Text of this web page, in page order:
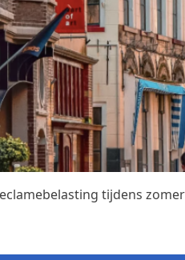
tijdens